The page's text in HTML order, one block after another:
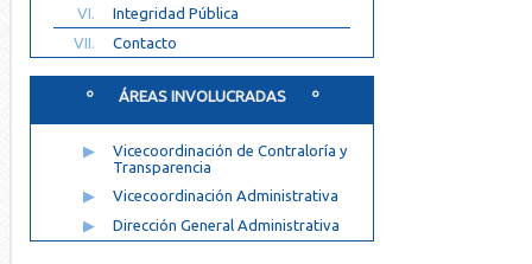
VI.
Integridad Pública
VII.
Contacto
º ÁREAS INVOLUCRADAS º
▶
Vicecoordinación de Contraloría y
Transparencia
▶
Vicecoordinación Administrativa
▶
Dirección General Administrativa